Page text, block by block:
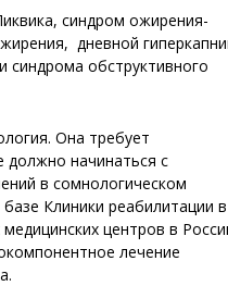
синдром ожирения-
дневной
синдрома обструктивного
Она требует
должно начинаться с
в сомнологическом
Клиники реабилитации в
центров в
лечение